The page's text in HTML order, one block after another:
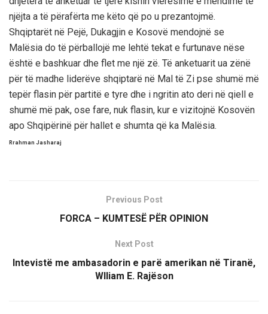
njëjta a të përafërta me këto që po u prezantojmë.
Shqiptarët në Pejë, Dukagjin e Kosovë mendojnë se
Malësia do të përballojë me lehtë tekat e furtunave nëse
është e bashkuar dhe flet me një zë. Të anketuarit ua zënë
për të madhe liderëve shqiptarë në Mal të Zi pse shumë më
tepër flasin për partitë e tyre dhe i ngritin ato deri në qiell e
shumë më pak, ose fare, nuk flasin, kur e vizitojnë Kosovën
apo Shqipërinë për hallet e shumta që ka Malësia.
Rrahman Jasharaj
Previous Post
FORCA – KUMTESË PËR OPINION
Next Post
Intevistë me ambasadorin e parë amerikan në Tiranë,
Wlliam E. Rajëson